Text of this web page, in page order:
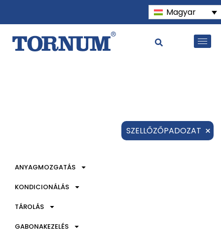
Magyar
SZELLŐZŐPADOZAT ×
ANYAGMOZGATÁS
KONDICIONÁLÁS
TÁROLÁS
GABONAKEZELÉS